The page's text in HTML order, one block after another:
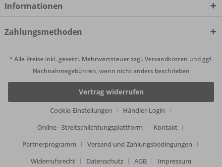
Informationen
Zahlungsmethoden
* Alle Preise inkl. gesetzl. Mehrwertsteuer zzgl.Versandkosten und ggf.
Nachnahmegebühren, wenn nicht anders beschrieben
Vertrag widerrufen
Cookie-Einstellungen
Händler-Login
Online –Streitschlichtungsplattform
Kontakt
Partnerprogramm
Versand und Zahlungsbedingungen
Widerrufsrecht
Datenschutz AGB Impressum